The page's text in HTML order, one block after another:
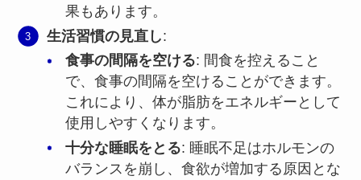
果もあります。
生活習慣の見直し:
食事の間隔を空ける: 間食を控えること
で、食事の間隔を空けることができます。
これにより、体が脂肪をエネルギーとして
使用しやすくなります。
十分な睡眠をとる: 睡眠不足はホルモンの
バランスを崩し、食欲が増加する原因とな